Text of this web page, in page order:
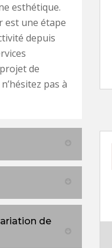
esthétique.
est une étape
depuis
de
pas à
de